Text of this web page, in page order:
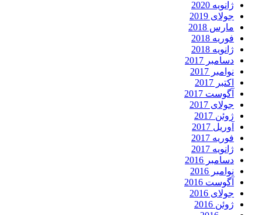
ژانویه 2020
جولای 2019
مارس 2018
فوریه 2018
ژانویه 2018
دسامبر 2017
نوامبر 2017
اکتبر 2017
آگوست 2017
جولای 2017
ژوئن 2017
آوریل 2017
فوریه 2017
ژانویه 2017
دسامبر 2016
نوامبر 2016
آگوست 2016
جولای 2016
ژوئن 2016